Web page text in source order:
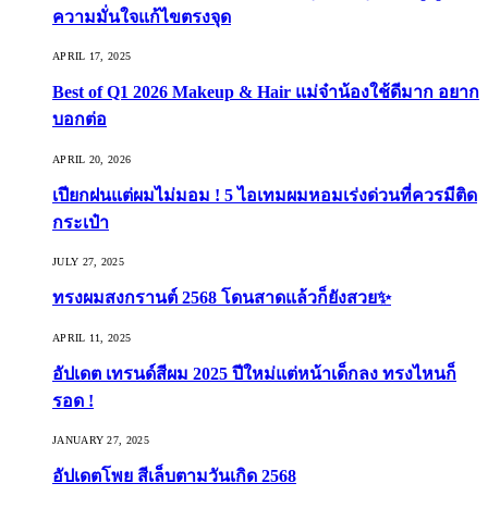
ความมั่นใจแก้ไขตรงจุด
APRIL 17, 2025
Best of Q1 2026 Makeup & Hair แม่จ๋าน้องใช้ดีมาก อยาก
บอกต่อ
APRIL 20, 2026
เปียกฝนแต่ผมไม่มอม ! 5 ไอเทมผมหอมเร่งด่วนที่ควรมีติด
กระเป๋า
JULY 27, 2025
ทรงผมสงกรานต์ 2568 โดนสาดแล้วก็ยังสวย✨
APRIL 11, 2025
อัปเดต เทรนด์สีผม 2025 ปีใหม่แต่หน้าเด็กลง ทรงไหนก็
รอด !
JANUARY 27, 2025
อัปเดตโพย สีเล็บตามวันเกิด 2568